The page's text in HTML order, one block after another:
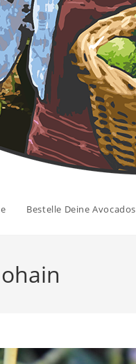
Bestelle Deine Avocados